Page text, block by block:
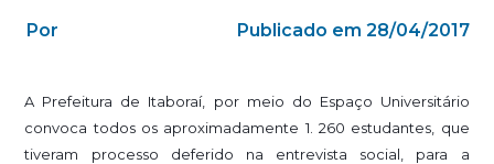
Por Publicado em 28/04/2017
A Prefeitura de Itaboraí, por meio do Espaço Universitário
convoca todos os aproximadamente 1. 260 estudantes, que
tiveram processo deferido na entrevista social, para a